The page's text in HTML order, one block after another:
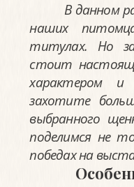
В данном
наших
титулах. Но
стоит
характером и
захотите
выбранного
поделимся не
победах на